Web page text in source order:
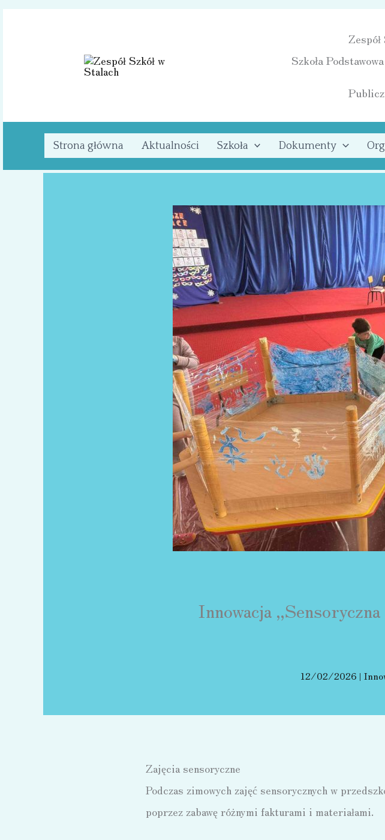
Szkoła
Strona główna Aktualności Szkoła Dokumenty
Innowacja
12/02/2026 |
Zajęcia sensoryczne
Podczas zimowych zajęć sensorycznych w
poprzez zabawę różnymi fakturami i materiałami.